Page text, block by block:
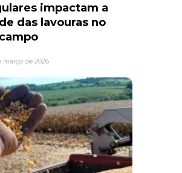
impactam a
das lavouras no
campo
março de 2026